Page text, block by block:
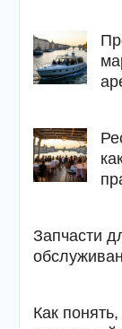
Запчасти
Как